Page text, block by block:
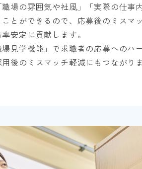
職場の雰囲気や社風」「実際の仕事
とができるので、応募後のミスマ
安定に貢献します。
場見学機能」で求職者の応募へのハ
後のミスマッチ軽減にもつながりま